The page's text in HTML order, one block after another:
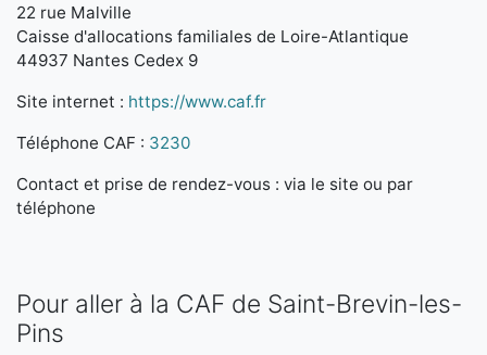
22 rue Malville
Caisse d'allocations familiales de Loire-Atlantique
44937 Nantes Cedex 9
Site internet : https://www.caf.fr
Téléphone CAF : 3230
Contact et prise de rendez-vous : via le site ou par
téléphone
Pour aller à la CAF de Saint-Brevin-les-
Pins